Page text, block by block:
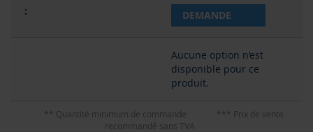
DEMANDE
Aucune option n’est
disponible pour ce
produit.
** Quantité minimum de commande
*** Prix de vente
recommandé sans TVA